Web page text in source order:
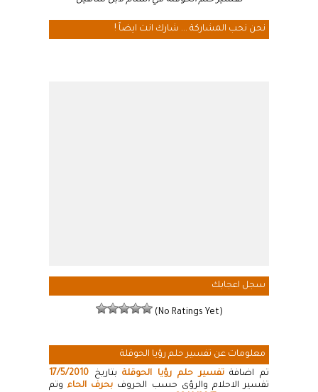
نحن نحب المشاركة ... شارك انت ايضاً !
سجل اعجابك
(No Ratings Yet)
معلومات عن تفسير حلم رؤيا الحوقلة
تم اضافةتفسير حلم رؤيا الحوقلةبتاريخ 17/5/2010
تفسير الاحلام والرؤى حسب الحروف بحرف الحاءوتم